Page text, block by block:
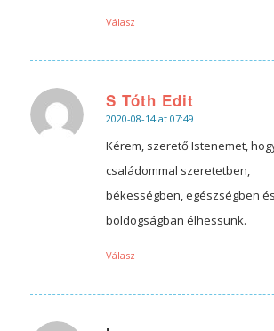
Válasz
S Tóth Edit
says:
2020-08-14 at 07:49
Kérem, szerető Istenemet,
családommal szeretetben,
békességben, egészségben és
boldogságban élhessünk.
Válasz